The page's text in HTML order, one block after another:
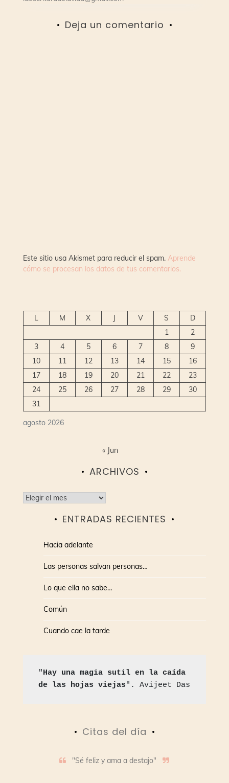
Deja un comentario
Este sitio usa Akismet para reducir el spam. Aprende
cómo se procesan los datos de tus comentarios.
agosto 2026
L M X J V S
D
1
2
3
4 5 6 7 8
9
10
11 12 13 14 15
16
17
18 19 20 21 22
23
24
25 26 27 28 29
30
31
« Jun
ARCHIVOS
Archivos
ENTRADAS RECIENTES
Hacia adelante
Las personas salvan personas…
Lo que ella no sabe…
Común
Cuando cae la tarde
"Hay una magia sutil en la caída
de las hojas viejas". Avijeet Das
Citas del día
"Sé feliz y ama a destajo"